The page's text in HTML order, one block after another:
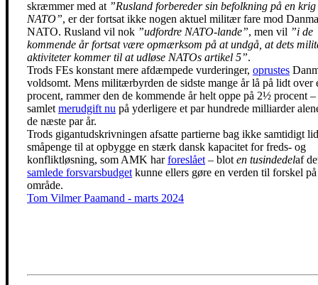
skræmmer med at ”Rusland forbereder sin befolkning på en krig
NATO”, er der fortsat ikke nogen aktuel militær fare mod
NATO. Rusland vil nok ”udfordre NATO-lande”, men vil ”i de
kommende år fortsat være opmærksom på at undgå, at dets
aktiviteter kommer til at udløse NATOs artikel 5”.
Trods FEs konstant mere afdæmpede vurderinger, oprustes
voldsomt. Mens militærbyrden de sidste mange år lå på lidt over
procent, rammer den de kommende år helt oppe på 2½ procent –
samlet merudgift nu på yderligere et par hundrede milliarder
de næste par år.
Trods gigantudskrivningen afsatte partierne bag ikke samtidigt
småpenge til at opbygge en stærk dansk kapacitet for freds- og
konfliktløsning, som AMK harforeslået – blot en tusindedelaf
samlede forsvarsbudget kunne ellers gøre en verden til forskel på
område.
Tom Vilmer Paamand - marts 2024